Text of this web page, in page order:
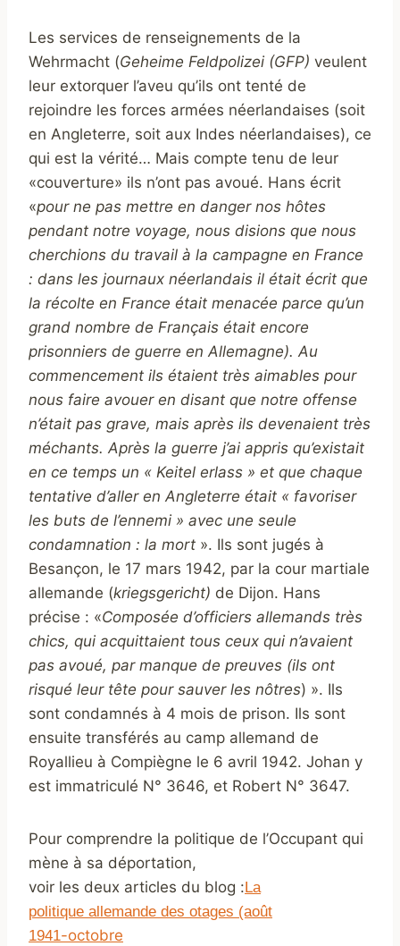
Les services de renseignements de la
Wehrmacht (Geheime Feldpolizei (GFP) veulent
leur extorquer l’aveu qu’ils ont tenté de
rejoindre les forces armées néerlandaises (soit
en Angleterre, soit aux Indes néerlandaises), ce
qui est la vérité… Mais compte tenu de leur
«couverture» ils n’ont pas avoué. Hans écrit
«pour ne pas mettre en danger nos hôtes
pendant notre voyage, nous disions que nous
cherchions du travail à la campagne en France
: dans les journaux néerlandais il était écrit que
la récolte en France était menacée parce qu’un
grand nombre de Français était encore
prisonniers de guerre en Allemagne). Au
commencement ils étaient très aimables pour
nous faire avouer en disant que notre offense
n’était pas grave, mais après ils devenaient très
méchants. Après la guerre j’ai appris qu’existait
en ce temps un « Keitel erlass » et que chaque
tentative d’aller en Angleterre était « favoriser
les buts de l’ennemi » avec une seule
condamnation : la mort ». Ils sont jugés à
Besançon, le 17 mars 1942, par la cour martiale
allemande (kriegsgericht) de Dijon. Hans
précise : «Composée d’officiers allemands très
chics, qui acquittaient tous ceux qui n’avaient
pas avoué, par manque de preuves (ils ont
risqué leur tête pour sauver les nôtres) ». Ils
sont condamnés à 4 mois de prison. Ils sont
ensuite transférés au camp allemand de
Royallieu à Compiègne le 6 avril 1942. Johan y
est immatriculé N° 3646, et Robert N° 3647.
Pour comprendre la politique de l’Occupant qui
mène à sa déportation,
voir les deux articles du blog :La
politique allemande des otages (août
1941-octobre